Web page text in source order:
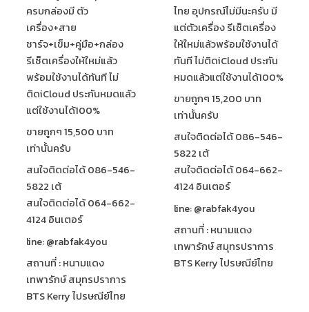
ครบกล่องมี ตัว
เครื่อง+สาย
ชาร์จ+เข็ม+คู่มือ+กล่อง
รีเซ็ตเครื่องให้ใหม่แล้ว
พร้อมใช้งานได้ทันที ไม่
ติดiCloud ประกันหมดแล้ว
แต่ใช้งานได้100%
ขายถูกๆ 15,500 บาท
เท่านั้นครับ
สนใจติดต่อได้ 086-546-
5822 เต้
สนใจติดต่อได้ 064-662-
4124 อินเตอร์
line: @rabfak4you
สถานที่ : หนามแดง
เทพารักษ์ สมุทรปราการ
BTS Kerry ไปรษณีย์ไทย
ไทย อุปกรณ์ไม่มีนะครับ มี
แต่ตัวเครื่อง รีเซ็ตเครื่อง
ให้ใหม่แล้วพร้อมใช้งานได้
ทันที ไม่ติดiCloud ประกัน
หมดแล้วแต่ใช้งานได้100%
ขายถูกๆ 15,200 บาท
เท่านั้นครับ
สนใจติดต่อได้ 086-546-
5822 เต้
สนใจติดต่อได้ 064-662-
4124 อินเตอร์
line: @rabfak4you
สถานที่ : หนามแดง
เทพารักษ์ สมุทรปราการ
BTS Kerry ไปรษณีย์ไทย